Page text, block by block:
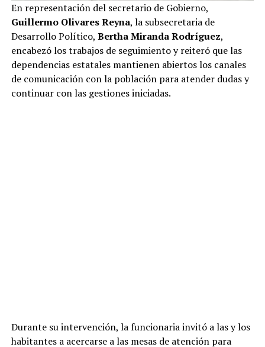
En representación del secretario de Gobierno,
Guillermo Olivares Reyna, la subsecretaria de
Desarrollo Político, Bertha Miranda Rodríguez,
encabezó los trabajos de seguimiento y reiteró que las
dependencias estatales mantienen abiertos los canales
de comunicación con la población para atender dudas y
continuar con las gestiones iniciadas.
Durante su intervención, la funcionaria invitó a las y los
habitantes a acercarse a las mesas de atención para